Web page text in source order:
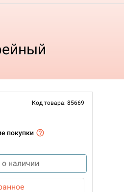
Код товара: 85669
покупки
наличии